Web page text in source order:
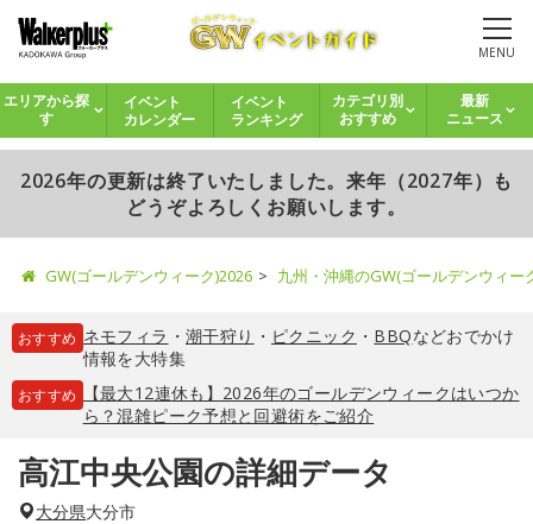
MENU
エリアから探
す
イベント
カレンダー
イベント
ランキング
カテゴリ別
おすすめ
最新
ニュース
2026年の更新は終了いたしました。来年（2027年）も
どうぞよろしくお願いします。
GW(ゴールデンウィーク)2026 九州・沖縄のGW(ゴールデンウィ
おすすめ ネモフィラ ・ 潮干狩り ・ ピクニック ・ BBQなどおでかけ
情報を大特集
おすすめ
【最大12連休も】2026年のゴールデンウィークはいつか
ら？混雑ピーク予想と回避術をご紹介
高江中央公園の詳細データ
大分県大分市